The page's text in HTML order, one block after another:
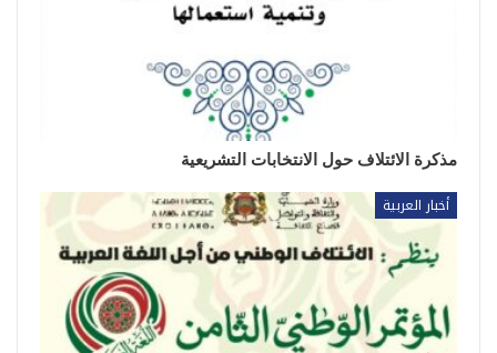
مذكرة الائتلاف حول الانتخابات التشريعية
أخبار العربية